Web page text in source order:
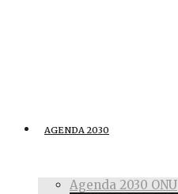
AGENDA 2030
Agenda 2030 ONU